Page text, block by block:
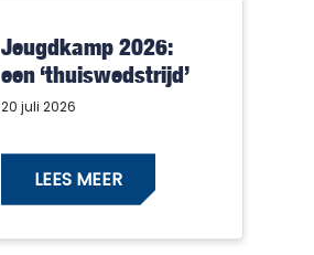
Jeugdkamp 2026:
een ‘thuiswedstrijd’
met alleen maar
20 juli 2026
LEES MEER